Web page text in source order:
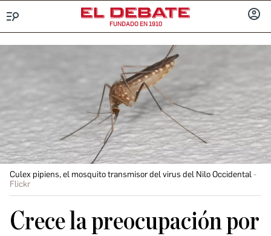
FUNDADO EN 1910
Culex pipiens, el mosquito transmisor del virus del Nilo Occidental
Flickr
Crece la preocupación por